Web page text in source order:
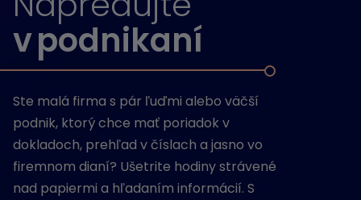
v podnikaní
Ste malá firma s pár ľuďmi alebo väčší
podnik, ktorý chce mať poriadok v
dokladoch, prehľad v číslach a jasno vo
firemnom dianí? Ušetrite hodiny strávené
nad papiermi a hľadaním informácií. S